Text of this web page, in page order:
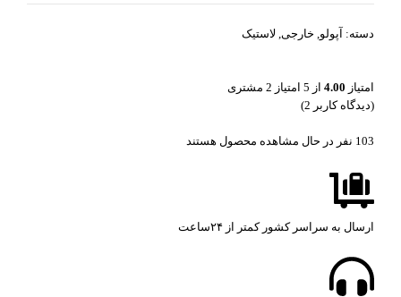
دسته: آپولو, خارجی, لاستیک
امتیاز 4.00 از 5 امتیاز 2 مشتری
(دیدگاه کاربر 2
)
103 نفر در حال مشاهده محصول هستند
ارسال به سراسر کشور کمتر از ۲۴ساعت